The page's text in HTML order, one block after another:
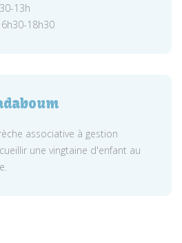
13h
18h30
associative à gestion
une vingtaine d'enfant au